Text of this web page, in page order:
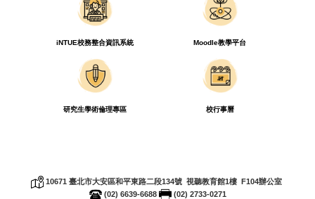
iNTUE校務整合資訊系統 Moodle教學平台
研究生學術倫理專區 校行事曆
10671 臺北市大安區和平東路二段134號 視聽教育館1樓 F104辦公室
(02) 6639-6688
(02) 2733-0271